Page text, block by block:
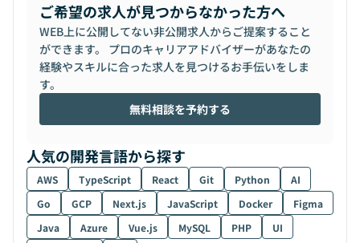
ご希望の求人が見つからなかった方へ
WEB上に公開してない非公開求人からご提案すること
ができます。 プロのキャリアアドバイザーがあなたの
経験やスキルに合った求人を見つけるお手伝いをしま
す。
無料相談を予約する
人気の開発言語から探す
AWS TypeScript React Git Python
AI
Go
GCP Next.js JavaScript Docker
Figma
Java
Azure Vue.js MySQL PHP
UI